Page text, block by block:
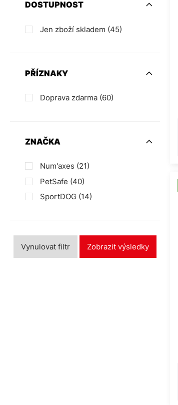
DOSTUPNOST
Jen zboží skladem (45)
PŘÍZNAKY
Doprava zdarma (60)
ZNAČKA
Num'axes (21)
PetSafe (40)
SportDOG (14)
Vynulovat filtr Zobrazit výsledky